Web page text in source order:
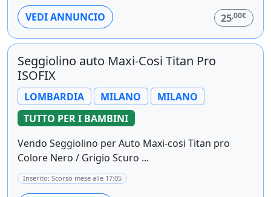
VEDI ANNUNCIO 25,00€
Seggiolino auto Maxi-Cosi Titan Pro
ISOFIX
LOMBARDIA MILANO
MILANO
TUTTO PER I BAMBINI
Vendo Seggiolino per Auto Maxi-cosi Titan pro
Colore Nero / Grigio Scuro ...
Inserito: Scorso mese alle 17:05